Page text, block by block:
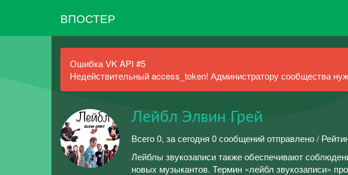
ВПОСТЕР
Ошибка VK API #5
Недействительный access_token! Администратору сообщества
Лейбл Элвин Грей
Всего 0, за сегодня 0 сообщений отправлено /
Лейблы звукозаписи также обеспечивают
новых музыкантов. Термин «лейбл звукозаписи»